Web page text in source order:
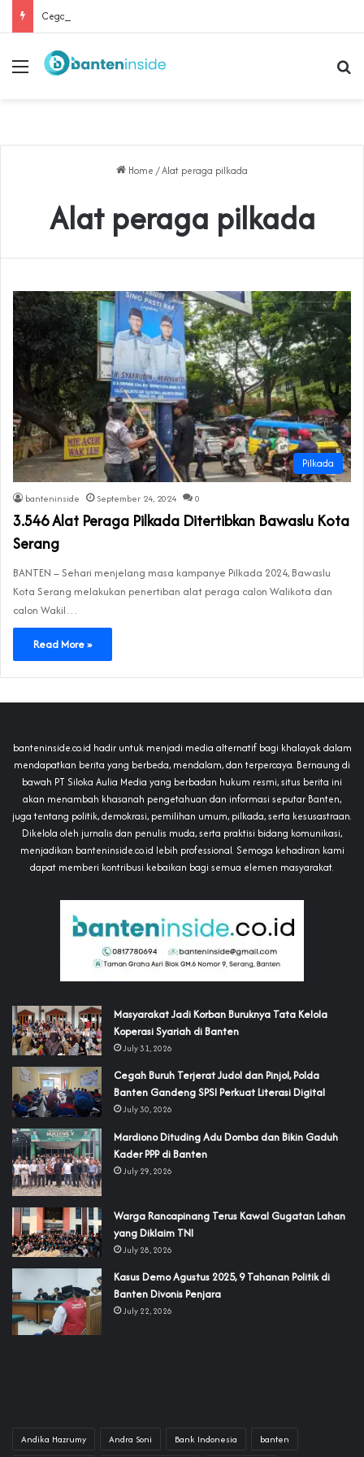
Menu
Home /Alat peraga pilkada
Alat peraga pilkada
Pilkada
banteninside September 24, 2024 0
3.546 Alat Peraga Pilkada Ditertibkan Bawaslu Kota
Serang
BANTEN – Sehari menjelang masa kampanye Pilkada 2024, Bawaslu
Kota Serang melakukan penertiban alat peraga calon Walikota dan
calon Wakil…
Read More »
banteninside.co.id hadir untuk menjadi media alternatif bagi khalayak dalam
mendapatkan berita yang berbeda, mendalam, dan terpercaya. Bernaung di
bawah PT Siloka Aulia Media yang berbadan hukum resmi, situs berita ini
akan menambah khasanah pengetahuan dan informasi seputar Banten,
juga tentang politik, demokrasi, pemilihan umum, pilkada, serta kesusastraan.
Dikelola oleh jurnalis dan penulis muda, serta praktisi bidang komunikasi,
menjadikan banteninside.co.id lebih professional. Semoga kehadiran kami
dapat memberi kontribusi kebaikan bagi semua elemen masyarakat.
‎Masyarakat Jadi Korban Buruknya Tata Kelola
Koperasi Syariah di Banten
July 31, 2026
Cegah Buruh Terjerat Judol dan Pinjol, Polda
Banten Gandeng SPSI Perkuat Literasi Digital
July 30, 2026
‎Mardiono Dituding Adu Domba dan Bikin Gaduh
Kader PPP di Banten
July 29, 2026
‎Warga Rancapinang Terus Kawal Gugatan Lahan
yang Diklaim TNI‎‎
July 28, 2026
‎Kasus Demo Agustus 2025, 9 Tahanan Politik di
Banten Divonis Penjara
July 22, 2026
Andika Hazrumy Andra Soni Bank Indonesia banten